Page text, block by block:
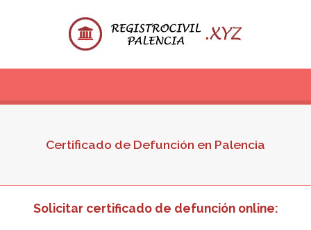
Certificado de Defunción en Palencia
Solicitar certificado de defunción online: